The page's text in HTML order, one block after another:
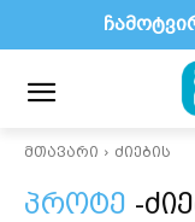
მთავარი ძიების
პროტე -